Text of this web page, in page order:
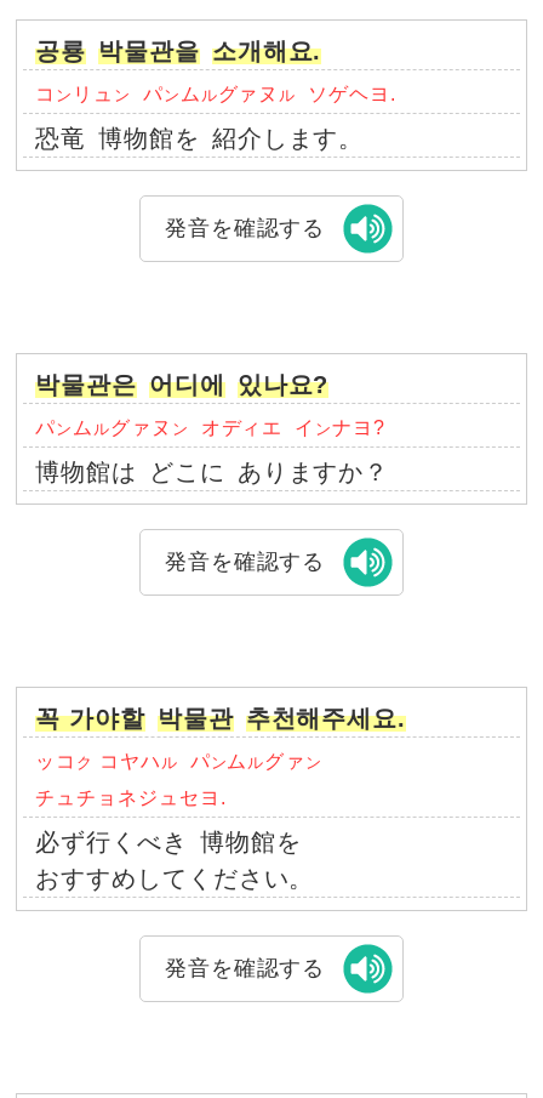
공룡 박물관을 소개해요.
コ ン リュ ン パン ム ルグァヌ ル ソゲヘヨ.
恐竜 博物館を 紹介します。
発音を確認する
박물관은 어디에 있나요?
パン ム ルグァヌ ン オディエ イ ンナヨ?
博物館は どこに ありますか？
発音を確認する
꼭 가야할 박물관 추천해주세요.
ッコ ク コヤハ ル パン ム ルグァ ン
チュチョネジュセヨ.
必ず行くべき
博物館を
おすすめしてください。
発音を確認する